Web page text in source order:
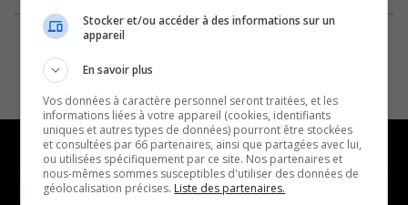
NOUVELLES MUSIQUE
Stocker et/ou accéder à des informations sur un
appareil
En savoir plus
Vos données à caractère personnel seront traitées, et les
informations liées à votre appareil (cookies, identifiants
uniques et autres types de données) pourront être stockées
et consultées par 66 partenaires, ainsi que partagées avec lui,
ou utilisées spécifiquement par ce site. Nos partenaires et
nous-mêmes sommes susceptibles d'utiliser des données de
géolocalisation précises. Liste des partenaires.